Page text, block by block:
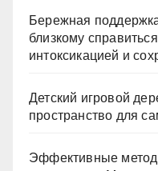
Бережная
близкому
интоксикацией и
Детский игровой
пространство для
Эффективные